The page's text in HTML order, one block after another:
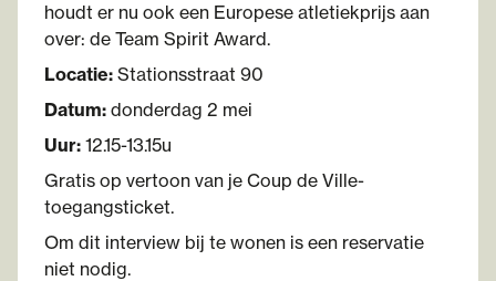
houdt er nu ook een Europese atletiekprijs aan
over: de Team Spirit Award.
Locatie: Stationsstraat 90
Datum: donderdag 2 mei
Uur: 12.15-13.15u
Gratis op vertoon van je Coup de Ville-
toegangsticket.
Om dit interview bij te wonen is een reservatie
niet nodig.